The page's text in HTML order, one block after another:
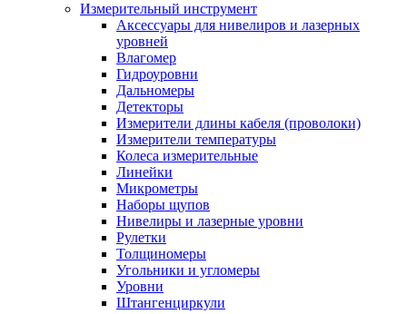
Измерительный инструмент
Аксессуары для нивелиров и лазерных
уровней
Влагомер
Гидроуровни
Дальномеры
Детекторы
Измерители длины кабеля (проволоки)
Измерители температуры
Колеса измерительные
Линейки
Микрометры
Наборы щупов
Нивелиры и лазерные уровни
Рулетки
Толщиномеры
Угольники и угломеры
Уровни
Штангенциркули